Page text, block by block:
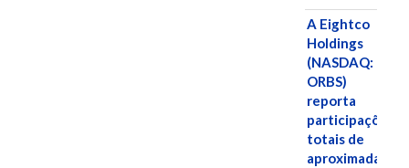
A Eightco
Holdings
(NASDAQ:
ORBS)
reporta
participações
totais de